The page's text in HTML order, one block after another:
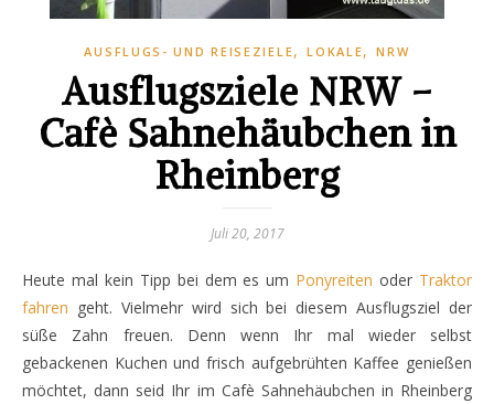
AUSFLUGS- UND REISEZIELE,LOKALE,NRW
Ausflugsziele NRW –
Cafè Sahnehäubchen in
Rheinberg
Juli 20, 2017
Heute mal kein Tipp bei dem es um Ponyreiten oder Traktor
fahren geht. Vielmehr wird sich bei diesem Ausflugsziel der
süße Zahn freuen. Denn wenn Ihr mal wieder selbst
gebackenen Kuchen und frisch aufgebrühten Kaffee genießen
möchtet, dann seid Ihr im Cafè Sahnehäubchen in Rheinberg